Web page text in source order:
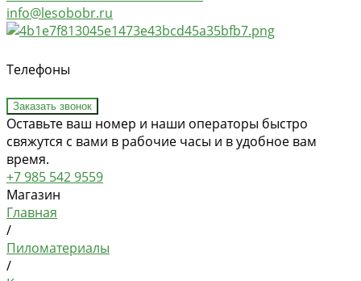
info@lesobobr.ru
Телефоны
Заказать звонок
Оставьте ваш номер и наши операторы быстро
свяжутся с вами в рабочие часы и в удобное вам
время.
+7 985 542 9559
Магазин
Главная
/
Пиломатериалы
/